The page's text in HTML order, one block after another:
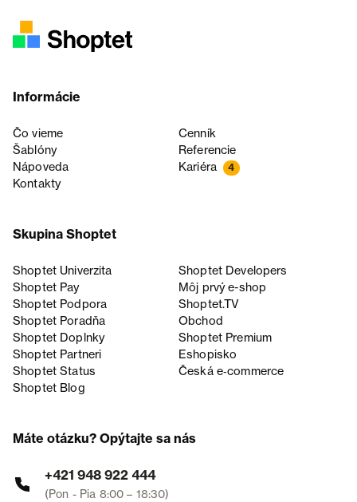
Informácie
Čo vieme
Cenník
Šablóny
Referencie
Nápoveda
Kariéra 4
Kontakty
Skupina Shoptet
Shoptet Univerzita
Shoptet Developers
Shoptet Pay
Môj prvý e-shop
Shoptet Podpora
Shoptet.TV
Shoptet Poradňa
Obchod
Shoptet Doplnky
Shoptet Premium
Shoptet Partneri
Eshopisko
Shoptet Status
Česká e‑commerce
Shoptet Blog
Máte otázku? Opýtajte sa nás
+421 948 922 444
(Pon - Pia 8:00 – 18:30)